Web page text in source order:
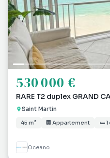
530 000 €
RARE T2 duplex GRAND
Saint Martin
45 m² 🏢 Appartement 🛏 1
Oceano